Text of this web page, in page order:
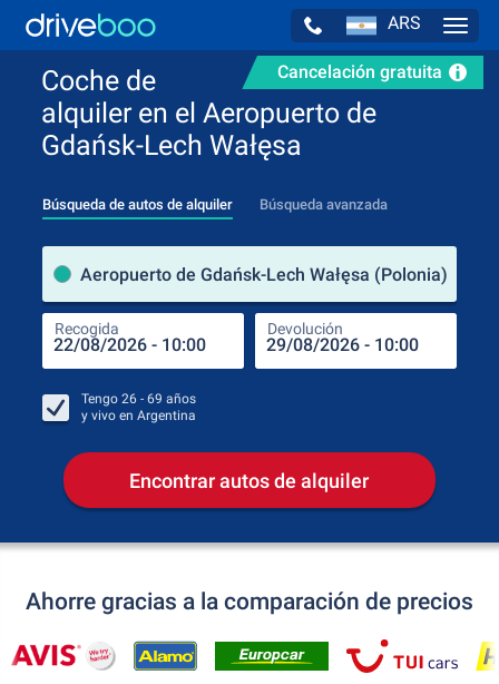
ARS
Cancelación gratuita
Coche de
alquiler en el Aeropuerto de
Gdańsk-Lech Wałęsa
Búsqueda de autos de alquiler Búsqueda avanzada
Aeropuerto de Gdańsk-Lech Wałęsa (Polonia)
Recogida Devolución
Tengo 26 - 69 años
y vivo en Argentina
Encontrar autos de alquiler
Ahorre gracias a la comparación de precios